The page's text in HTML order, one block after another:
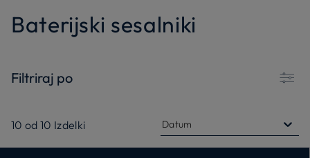
Baterijski sesalniki
Filtriraj po
10 od 10 Izdelki Datum